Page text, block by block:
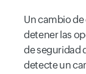
Un cambio
detener las
de seguridad
detecte un